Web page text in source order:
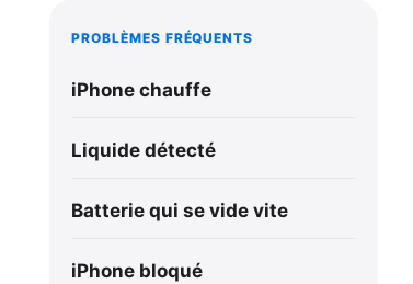
PROBLÈMES FRÉQUENTS
iPhone chauffe
Liquide détecté
Batterie qui se vide vite
iPhone bloqué